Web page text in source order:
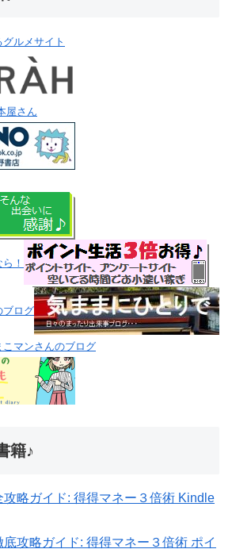
ルメサイト
屋さん
！
ブログ
マンさんのブログ
籍♪
攻略ガイド: 得得マネー３倍術 Kindle
攻略ガイド: 得得マネー３倍術 ポイ